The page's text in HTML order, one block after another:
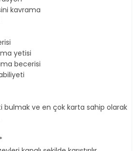
kavrama
yetisi
becerisi
bulmak ve en çok karta sahip olarak